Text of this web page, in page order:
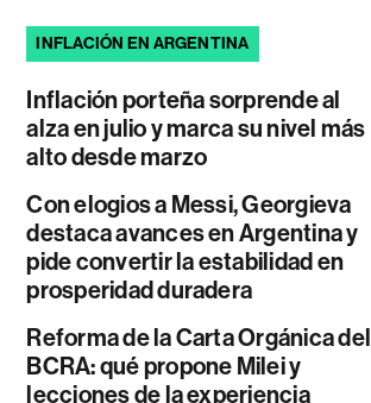
INFLACIÓN EN ARGENTINA
Inflación porteña sorprende al
alza en julio y marca su nivel más
alto desde marzo
Con elogios a Messi, Georgieva
destaca avances en Argentina y
pide convertir la estabilidad en
prosperidad duradera
Reforma de la Carta Orgánica del
BCRA: qué propone Milei y
lecciones de la experiencia